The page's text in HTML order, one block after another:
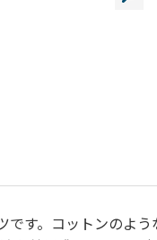
す。コットンのよ